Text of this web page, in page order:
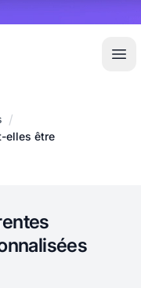
/
elles être